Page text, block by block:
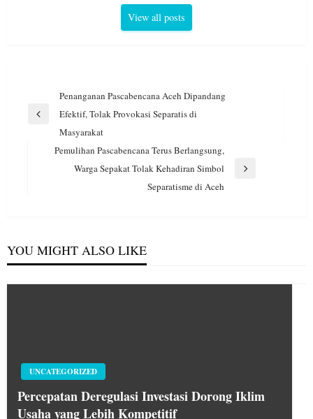
View all posts
Navigasi
pos
Penanganan Pascabencana Aceh Dipandang
Efektif, Tolak Provokasi Separatis di
Masyarakat
Pemulihan Pascabencana Terus Berlangsung,
Warga Sepakat Tolak Kehadiran Simbol
Separatisme di Aceh
YOU MIGHT ALSO LIKE
UNCATEGORIZED
Percepatan Deregulasi Investasi Dorong Iklim
Usaha yang Lebih Kompetitif